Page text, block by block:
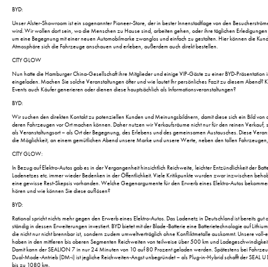
BYD:
Unser Alster-Showroom ist ein sogenannter Pioneer-Store, der in bester Innenstadtlage von den
wird. Wir wollen dort sein, wo die Menschen zu Hause sind, arbeiten gehen, oder ihre täglichen
um eine Begegnung mit einer neuen Automobilmarke zwanglos und einfach zu gestalten. Hier können die
Atmosphäre sich die Fahrzeuge anschauen und erleben, außerdem auch direkt bestellen.
CITY GLOW
Nun hatte die Hamburger China-Gesellschaft ihre Mitglieder und einige VIP-Gäste zu einer BYD-Präsentation
eingeladen. Machen Sie solche Veranstaltungen öfter und wie lautet Ihr persönliches Fazit zu diesem Abend?
Events auch Käufer generieren oder dienen diese hauptsächlich als Informationsveranstaltungen?
BYD:
Wir suchen den direkten Kontakt zu potenziellen Kunden und Meinungsbildnern, damit diese sich ein Bild von
deren Fahrzeugen vor Ort machen können. Daher nutzen wir Verkaufsräume nicht nur für den reinen Verkauf,
als Veranstaltungsort – als Ort der Begegnung, des Erlebens und des gemeinsamen Austausches. Diese
die Möglichkeit, an einem gemütlichen Abend unsere Marke und unsere Werte, neben den tollen
CITY GLOW:
In Bezug auf Elektro-Autos gab es in der Vergangenheit hinsichtlich Reichweite, leichter Entzündlichkeit der
Ladenetzes etc. immer wieder Bedenken in der Öffentlichkeit. Viele Kritikpunkte wurden zwar inzwischen
eine gewisse Rest-Skepsis vorhanden. Welche Gegenargumente für den Erwerb eines Elektro-Autos
hören und wie können Sie diese auflösen?
BYD:
Rational spricht nichts mehr gegen den Erwerb eines Elektro-Autos. Das Ladenetz in Deutschland ist bereits gut
ständig in dessen Erweiterungen investiert. BYD bietet mit der Blade-Batterie eine Batterietechnologie auf
die nicht nur nicht brennbar ist, sondern zudem umweltverträglich ohne Konfliktmetalle auskommt. Unsere voll-
haben in den mittleren bis oberen Segmenten Reichweiten von teilweise über 500 km und
Damit kann der SEALION 7 in nur 24 Minuten von 10 auf 80 Prozent geladen werden. Spätestens bei
Dual-Mode-Antrieb (DM-i) ist jegliche Reichweiten-Angst unbegründet – als Plug-in-Hybrid schafft der SEAL
bis zu 1080 km.